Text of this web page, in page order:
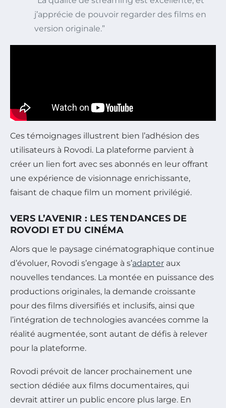
j’apprécie de pouvoir regarder des films en
version originale.”
Ces témoignages illustrent bien l’adhésion des
utilisateurs à Rovodi. La plateforme parvient à
créer un lien fort avec ses abonnés en leur offrant
une expérience de visionnage enrichissante,
faisant de chaque film un moment privilégié.
VERS L’AVENIR : LES TENDANCES DE
ROVODI ET DU CINÉMA
Alors que le paysage cinématographique continue
d’évoluer, Rovodi s’engage à s’adapter aux
nouvelles tendances. La montée en puissance des
productions originales, la demande croissante
pour des films diversifiés et inclusifs, ainsi que
l’intégration de technologies avancées comme la
réalité augmentée, sont autant de défis à relever
pour la plateforme.
Rovodi prévoit de lancer prochainement une
section dédiée aux films documentaires, qui
devrait attirer un public encore plus large. En